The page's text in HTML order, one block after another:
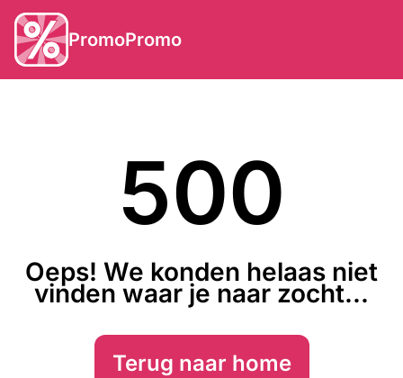
PromoPromo
500
Oeps! We konden helaas niet
vinden waar je naar zocht...
Terug naar home